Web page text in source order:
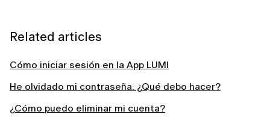
Related articles
Cómo iniciar sesión en la App LUMI
He olvidado mi contraseña. ¿Qué debo hacer?
¿Cómo puedo eliminar mi cuenta?